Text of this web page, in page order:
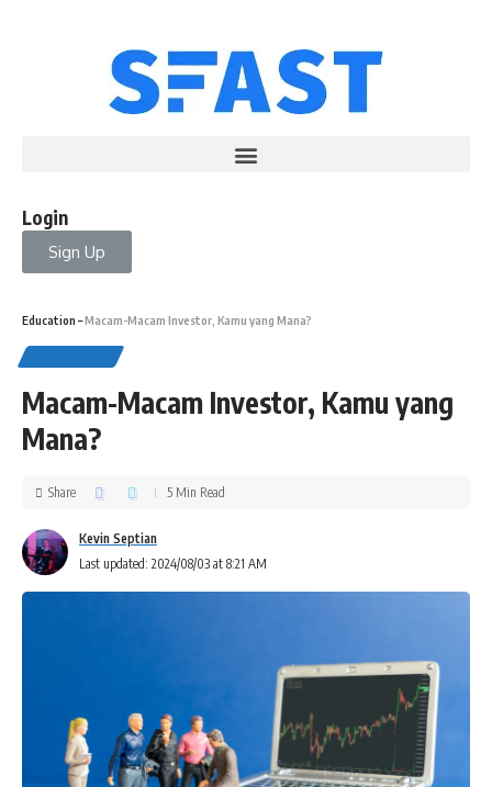
Login
Sign Up
Education –Macam-Macam Investor, Kamu yang Mana?
Macam-Macam Investor, Kamu yang
Mana?
Last updated: 2024/08/03 at 8:21 AM
Kevin Septian
Share 5 Min Read